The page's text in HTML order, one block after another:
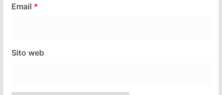
Email *
Sito web